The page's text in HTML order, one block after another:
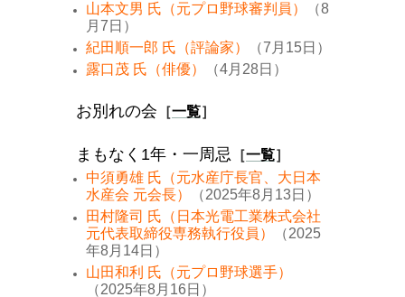
山本文男 氏（元プロ野球審判員）
（8
月7日）
紀田順一郎 氏（評論家）
（7月15日）
露口茂 氏（俳優）
（4月28日）
お別れの会 ［一覧］
まもなく1年・一周忌 ［一覧］
中須勇雄 氏（元水産庁長官、大日本
水産会 元会長）
（2025年8月13日）
田村隆司 氏（日本光電工業株式会社
元代表取締役専務執行役員）
（2025
年8月14日）
山田和利 氏（元プロ野球選手）
（2025年8月16日）